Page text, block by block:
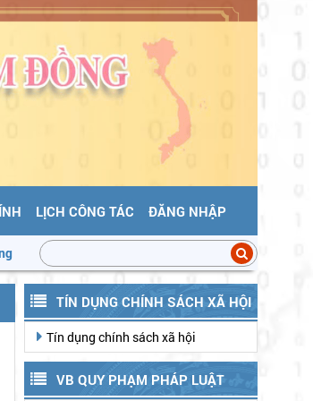
LỊCH CÔNG TÁC ĐĂNG NHẬP
phẩm Triển khai "Tháng hành động vì an
TÍN DỤNG CHÍNH SÁCH XÃ HỘI
Tín dụng chính sách xã hội
VB QUY PHẠM PHÁP LUẬT